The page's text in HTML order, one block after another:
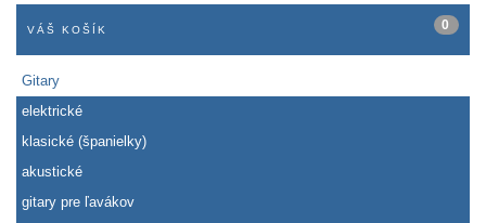
VÁŠ KOŠÍK 0
Gitary
elektrické
klasické (španielky)
akustické
gitary pre ľavákov